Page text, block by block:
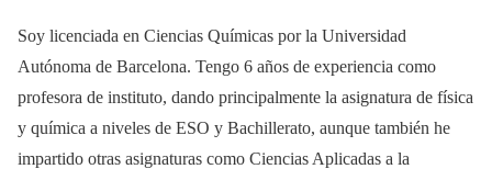
Soy licenciada en Ciencias Químicas por la Universidad
Autónoma de Barcelona. Tengo 6 años de experiencia como
profesora de instituto, dando principalmente la asignatura de física
y química a niveles de ESO y Bachillerato, aunque también he
impartido otras asignaturas como Ciencias Aplicadas a la